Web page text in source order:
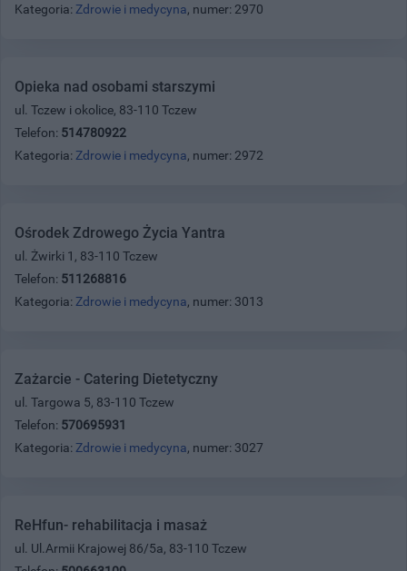
Kategoria: Zdrowie i medycyna, numer: 2970
Opieka nad osobami starszymi
ul. Tczew i okolice, 83-110 Tczew
Telefon: 514780922
Kategoria: Zdrowie i medycyna, numer: 2972
Ośrodek Zdrowego Życia Yantra
ul. Żwirki 1, 83-110 Tczew
Telefon: 511268816
Kategoria: Zdrowie i medycyna, numer: 3013
Zażarcie - Catering Dietetyczny
ul. Targowa 5, 83-110 Tczew
Telefon: 570695931
Kategoria: Zdrowie i medycyna, numer: 3027
ReHfun- rehabilitacja i masaż
ul. Ul.Armii Krajowej 86/5a, 83-110 Tczew